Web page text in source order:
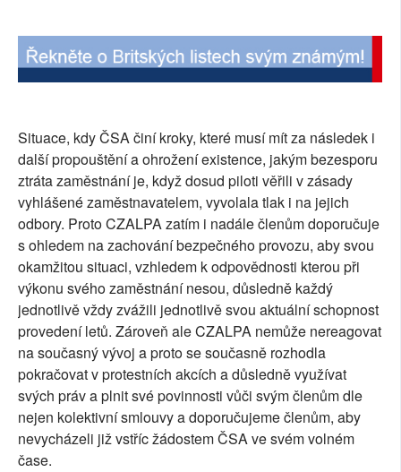
Situace, kdy ČSA činí kroky, které musí mít za následek i
další propouštění a ohrožení existence, jakým bezesporu
ztráta zaměstnání je, když dosud piloti věřili v zásady
vyhlášené zaměstnavatelem, vyvolala tlak i na jejich
odbory. Proto CZALPA zatím i nadále členům doporučuje
s ohledem na zachování bezpečného provozu, aby svou
okamžitou situaci, vzhledem k odpovědnosti kterou při
výkonu svého zaměstnání nesou, důsledně každý
jednotlivě vždy zvážili jednotlivě svou aktuální schopnost
provedení letů. Zároveň ale CZALPA nemůže nereagovat
na současný vývoj a proto se současně rozhodla
pokračovat v protestních akcích a důsledně využívat
svých práv a plnit své povinnosti vůči svým členům dle
nejen kolektivní smlouvy a doporučujeme členům, aby
nevycházeli již vstříc žádostem ČSA ve svém volném
čase.